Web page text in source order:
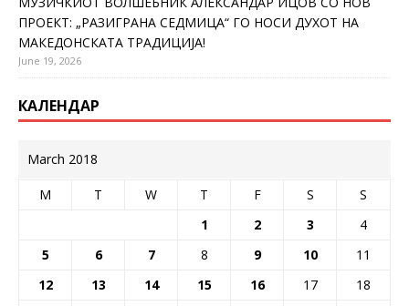
ПРОЕКТ: „РАЗИГРАНА СЕДМИЦА“ ГО НОСИ ДУХОТ НА
МАКЕДОНСКАТА ТРАДИЦИЈА!
June 19, 2026
КАЛЕНДАР
March 2018
M T W T F S
S
1
2 3
4
5
6 7 8 9 10
11
12
13 14 15 16 17
18